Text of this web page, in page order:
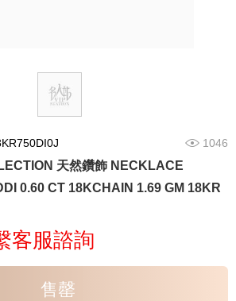
1046
天然鑽飾 NECKLACE
0.60 CT 18KCHAIN 1.69 GM 18KR
客服諮詢
售罄